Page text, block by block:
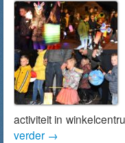
activiteit in
verder →